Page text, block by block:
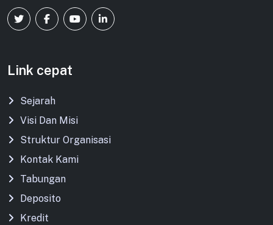
Link cepat
Sejarah
Visi Dan Misi
Struktur Organisasi
Kontak Kami
Tabungan
Deposito
Kredit